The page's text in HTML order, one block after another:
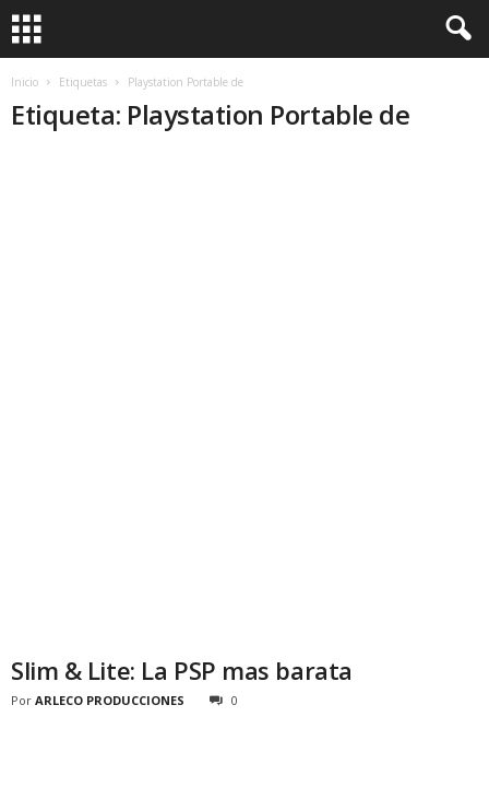
Inicio Etiquetas Playstation Portable de
Etiqueta: Playstation Portable de
Slim & Lite: La PSP mas barata
Por ARLECO PRODUCCIONES 0